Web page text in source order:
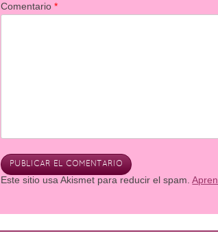
Comentario*
Este sitio usa Akismet para reducir el spam.